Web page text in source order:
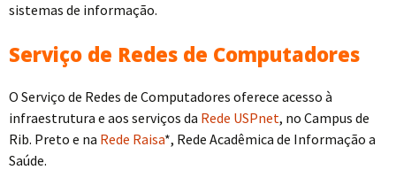
sistemas de informação.
Serviço de Redes de Computadores
O Serviço de Redes de Computadores oferece acesso à
infraestrutura e aos serviços da Rede USPnet, no Campus de
Rib. Preto e na Rede Raisa*, Rede Acadêmica de Informação a
Saúde.